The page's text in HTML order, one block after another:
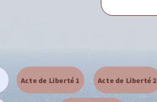
Acte de Liberté 1 Acte de Liberté 2